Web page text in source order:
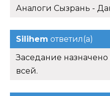
Аналоги Сызрань -
Silihem ответил(а)
Заседание
всей.